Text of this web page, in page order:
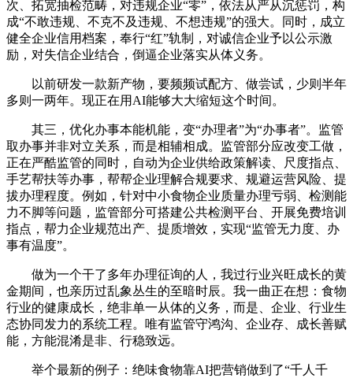
次、拓宽抽检范畴，对违规企业“零”，依法从严从沉惩罚，构
成“不敢违规、不克不及违规、不想违规”的强大。同时，成立
健全企业信用档案，奉行“红”轨制，对诚信企业予以公示激
励，对失信企业结合，倒逼企业落实从体义务。
以前研发一款新产物，要频频试配方、做尝试，少则半年
多则一两年。现正在用AI能够大大缩短这个时间。
其三，优化办事本能机能，变“办理者”为“办事者”。监管
取办事并非对立关系，而是相辅相成。监管部分应改变工做，
正在严酷监管的同时，自动为企业供给政策解读、尺度指点、
手艺帮扶等办事，帮帮企业理解合规要求、规避运营风险、提
拔办理程度。例如，针对中小食物企业质量办理亏弱、检测能
力不脚等问题，监管部分可搭建公共检测平台、开展免费培训
指点，帮力企业规范出产、提质增效，实现“监管无力度、办
事有温度”。
做为一个干了多年办理征询的人，我过行业兴旺成长的黄
金期间，也亲历过乱象丛生的至暗时辰。我一曲正在想：食物
行业的健康成长，绝非单一从体的义务，而是、企业、行业生
态协同发力的系统工程。唯有监管守鸿沟、企业存、成长善赋
能，方能混淆是非、行稳致远。
举个最新的例子：绝味食物靠AI把营销做到了“千人千